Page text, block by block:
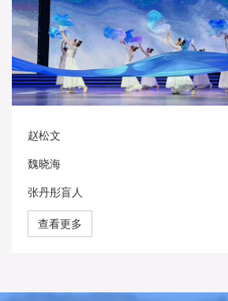
赵松文
魏晓海
张丹彤盲人
查看更多